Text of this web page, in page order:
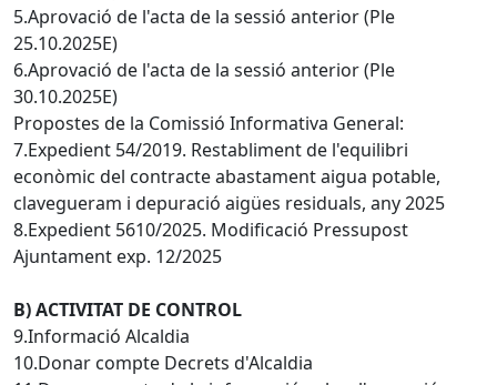
5.Aprovació de l'acta de la sessió anterior (Ple
25.10.2025E)
6.Aprovació de l'acta de la sessió anterior (Ple
30.10.2025E)
Propostes de la Comissió Informativa General:
7.Expedient 54/2019. Restabliment de l'equilibri
econòmic del contracte abastament aigua potable,
clavegueram i depuració aigües residuals, any 2025
8.Expedient 5610/2025. Modificació Pressupost
Ajuntament exp. 12/2025
B) ACTIVITAT DE CONTROL
9.Informació Alcaldia
10.Donar compte Decrets d'Alcaldia